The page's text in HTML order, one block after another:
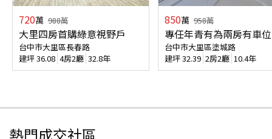
720萬 988萬
大里四房首購綠意視野戶
台中市大里區長春路
建坪36.08 4房2廳 32.8年
850萬 958萬
專任年青有為兩房有車位
台中市大里區塗城路
建坪32.39 2房2廳 10.4年
熱門成交社區